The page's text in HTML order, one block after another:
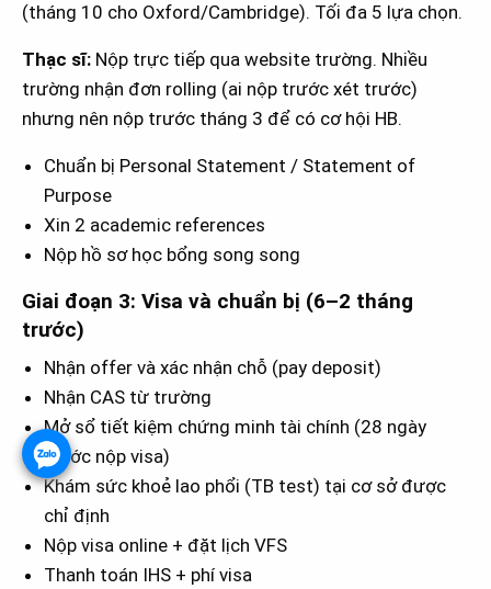
(tháng 10 cho Oxford/Cambridge). Tối đa 5 lựa chọn.
Thạc sĩ: Nộp trực tiếp qua website trường. Nhiều
trường nhận đơn rolling (ai nộp trước xét trước)
nhưng nên nộp trước tháng 3 để có cơ hội HB.
Chuẩn bị Personal Statement / Statement of
Purpose
Xin 2 academic references
Nộp hồ sơ học bổng song song
Giai đoạn 3: Visa và chuẩn bị (6–2 tháng
trước)
Nhận offer và xác nhận chỗ (pay deposit)
Nhận CAS từ trường
Mở sổ tiết kiệm chứng minh tài chính (28 ngày
trước nộp visa)
Khám sức khoẻ lao phổi (TB test) tại cơ sở được
chỉ định
Nộp visa online + đặt lịch VFS
Thanh toán IHS + phí visa